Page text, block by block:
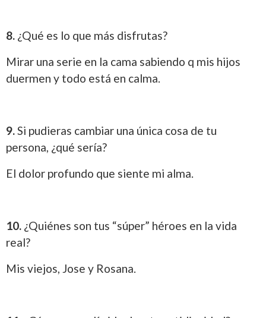
8. ¿Qué es lo que más disfrutas?
Mirar una serie en la cama sabiendo q mis hijos
duermen y todo está en calma.
9.Si pudieras cambiar una única cosa de tu
persona, ¿qué sería?
El dolor profundo que siente mi alma.
10. ¿Quiénes son tus “súper” héroes en la vida
real?
Mis viejos, Jose y Rosana.